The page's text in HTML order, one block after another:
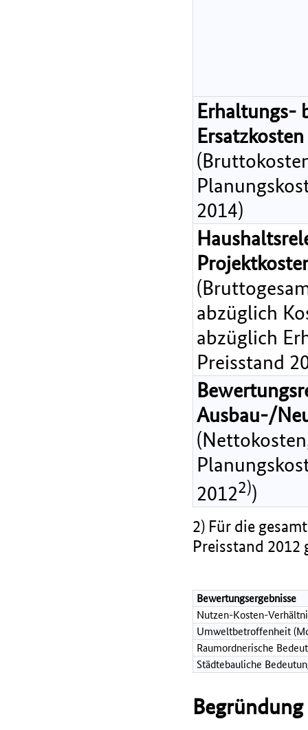
Erhaltungs-
Ersatzkosten
2014)
abzüglich
abzüglich
Preisstand
Ausbau-/
20122))
2) Für die
Preisstand 2012
Bewertungsergebnisse
Nutzen-Kosten-
Umweltbetroffenheit
Raumordnerische
Städtebauliche